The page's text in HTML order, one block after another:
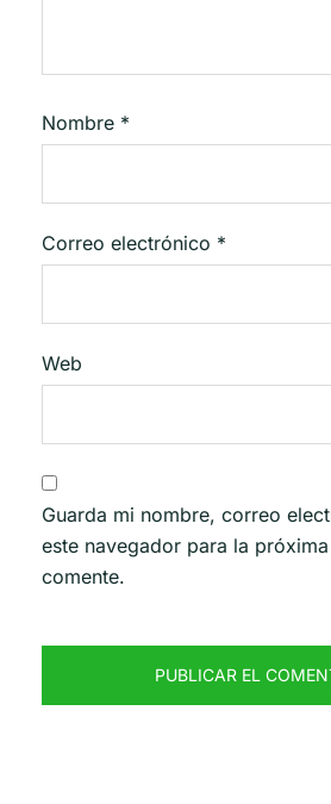
Nombre *
Correo electrónico *
Web
Guarda mi nombre, correo
este navegador para la
comente.